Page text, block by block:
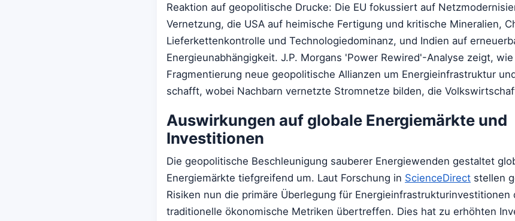
Reaktion auf geopolitische Drucke: Die EU fokussiert auf
Vernetzung, die USA auf heimische Fertigung und kritische Mineralien,
Lieferkettenkontrolle und Technologiedominanz, und Indien auf
Energieunabhängigkeit. J.P. Morgans 'Power Rewired'-Analyse zeigt,
Fragmentierung neue geopolitische Allianzen um Energieinfrastruktur
schafft, wobei Nachbarn vernetzte Stromnetze bilden, die
Auswirkungen auf globale Energiemärkte und
Investitionen
Die geopolitische Beschleunigung sauberer Energiewenden gestaltet
Energiemärkte tiefgreifend um. Laut Forschung in ScienceDirect stellen
Risiken nun die primäre Überlegung für Energieinfrastrukturinvestitionen
traditionelle ökonomische Metriken übertreffen. Dies hat zu erhöhten